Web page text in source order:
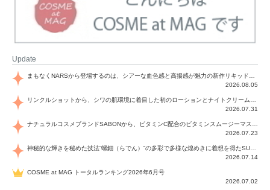
Update
2026.08.05
2026.07.31
2026.07.23
2026.07.14
COSME at MAG トータルランキング2026年6月号
2026.07.02